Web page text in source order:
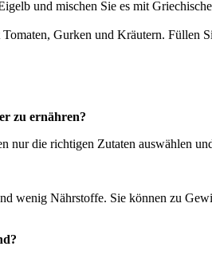
und mischen Sie es mit
Gurken und Kräutern. Füllen
zu ernähren?
nur die richtigen Zutaten auswählen
wenig Nährstoffe. Sie können zu